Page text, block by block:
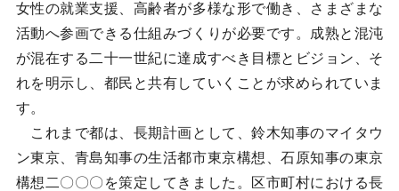
女性の就業支援、高齢者が多様な形で働き、さまざまな
活動へ参画できる仕組みづくりが必要です。成熟と混沌
が混在する二十一世紀に達成すべき目標とビジョン、そ
れを明示し、都民と共有していくことが求められていま
す。
これまで都は、長期計画として、鈴木知事のマイタウ
ン東京、青島知事の生活都市東京構想、石原知事の東京
構想二〇〇〇を策定してきました。区市町村における長